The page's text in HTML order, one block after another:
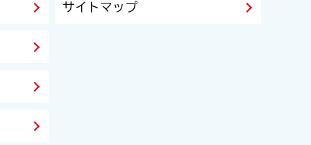
サイトマップ